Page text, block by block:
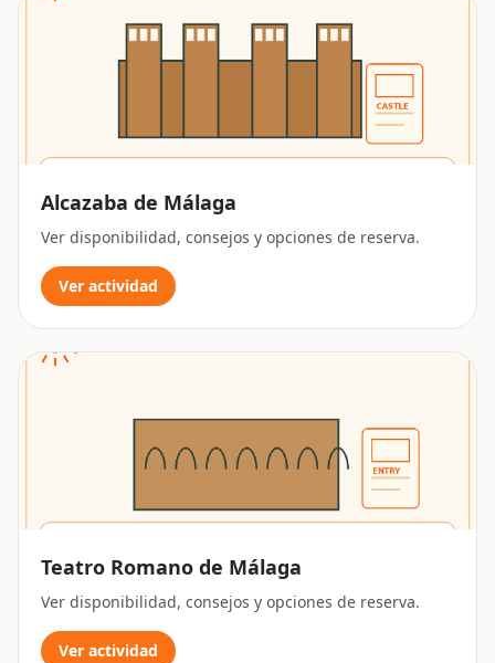
Alcazaba de Málaga
Ver disponibilidad, consejos y opciones de reserva.
Ver actividad
Teatro Romano de Málaga
Ver disponibilidad, consejos y opciones de reserva.
Ver actividad